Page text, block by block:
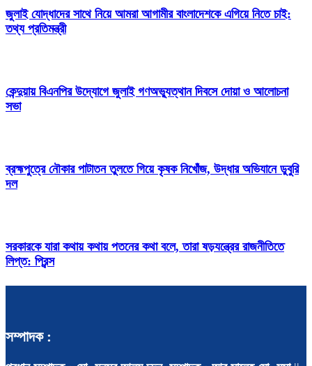
জুলাই যোদ্ধাদের সাথে নিয়ে আমরা আগামীর বাংলাদেশকে এগিয়ে নিতে চাই:
তথ্য প্রতিমন্ত্রী
কেন্দুয়ায় বিএনপির উদ্যোগে জুলাই গণঅভ্যুত্থান দিবসে দোয়া ও আলোচনা
সভা
ব্রহ্মপুত্রে নৌকার পাটাতন তুলতে গিয়ে কৃষক নিখোঁজ, উদ্ধার অভিযানে ডুবুরি
দল
সরকারকে যারা কথায় কথায় পতনের কথা বলে, তারা ষড়যন্ত্রের রাজনীতিতে
লিপ্ত: প্রিন্স
সম্পাদক :